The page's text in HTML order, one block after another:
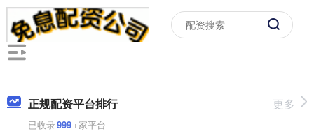
正规配资平台排行
已收录999+家平台
更多